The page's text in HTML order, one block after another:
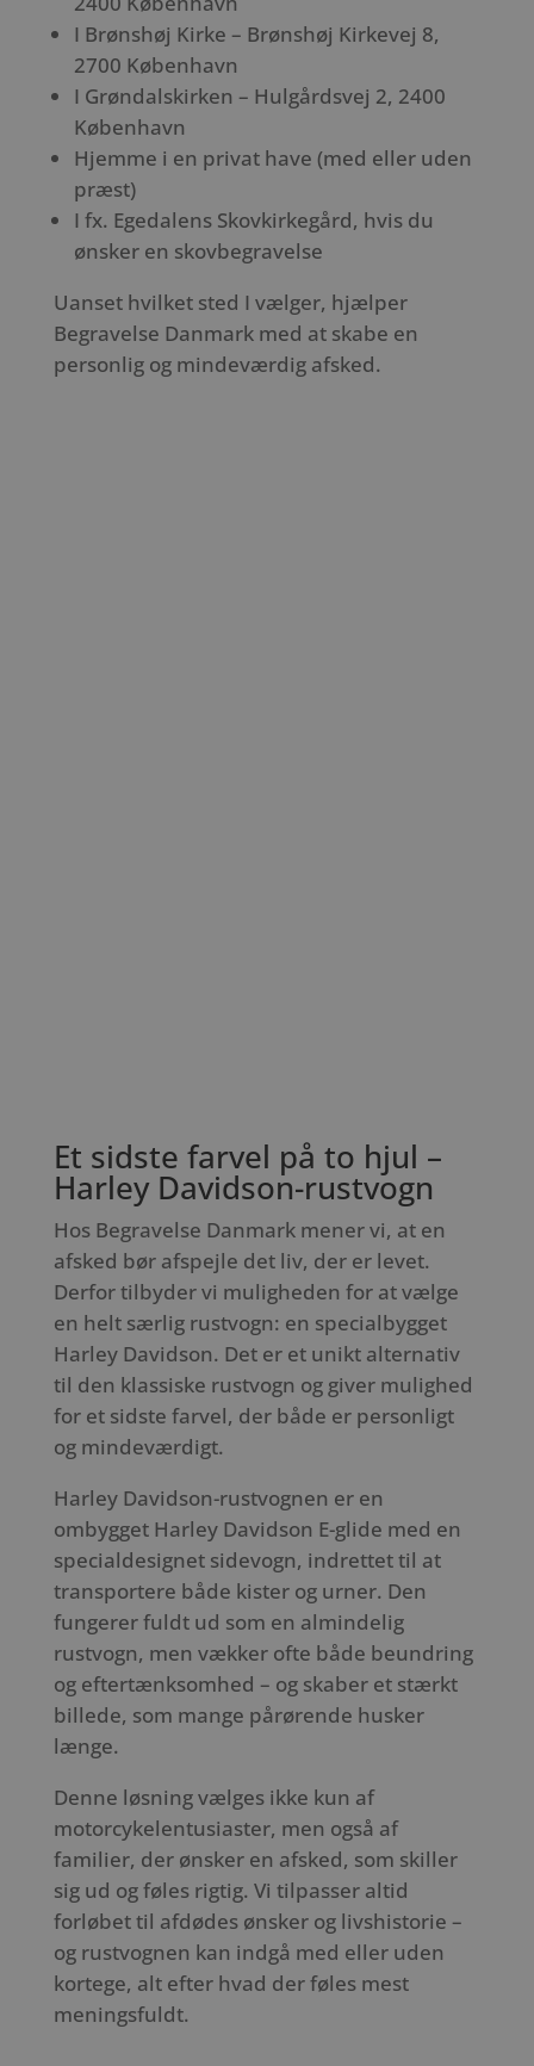
I Brønshøj Kirke – Brønshøj Kirkevej 8,
2700 København
I Grøndalskirken – Hulgårdsvej 2, 2400
København
Hjemme i en privat have (med eller uden
præst)
I fx. Egedalens Skovkirkegård, hvis du
ønsker en skovbegravelse
Uanset hvilket sted I vælger, hjælper
Begravelse Danmark med at skabe en
personlig og mindeværdig afsked.
Et sidste farvel på to hjul –
Harley Davidson-rustvogn
Hos Begravelse Danmark mener vi, at en
afsked bør afspejle det liv, der er levet.
Derfor tilbyder vi muligheden for at vælge
en helt særlig rustvogn: en specialbygget
Harley Davidson. Det er et unikt alternativ
til den klassiske rustvogn og giver mulighed
for et sidste farvel, der både er personligt
og mindeværdigt.
Harley Davidson-rustvognen er en
ombygget Harley Davidson E-glide med en
specialdesignet sidevogn, indrettet til at
transportere både kister og urner. Den
fungerer fuldt ud som en almindelig
rustvogn, men vækker ofte både beundring
og eftertænksomhed – og skaber et stærkt
billede, som mange pårørende husker
længe.
Denne løsning vælges ikke kun af
motorcykelentusiaster, men også af
familier, der ønsker en afsked, som skiller
sig ud og føles rigtig. Vi tilpasser altid
forløbet til afdødes ønsker og livshistorie –
og rustvognen kan indgå med eller uden
kortege, alt efter hvad der føles mest
meningsfuldt.